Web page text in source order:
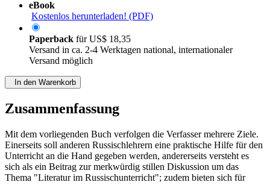
eBook
Kostenlos herunterladen! (PDF)
Paperback fürUS$ 18,35
Versand in ca. 2-4 Werktagen national, internationaler
Versand möglich
In den Warenkorb
Zusammenfassung
Mit dem vorliegenden Buch verfolgen die Verfasser mehrere Ziele.
Einerseits soll anderen Russischlehrern eine praktische Hilfe für den
Unterricht an die Hand gegeben werden, andererseits versteht es
sich als ein Beitrag zur merkwürdig stillen Diskussion um das
Thema "Literatur im Russischunterricht"; zudem bieten sich für